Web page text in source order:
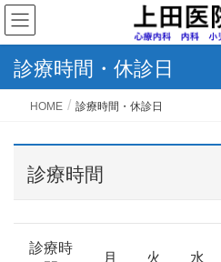
診療時間・休診日
HOME 診療時間・休診日
診療時間
診療時
月 火 水